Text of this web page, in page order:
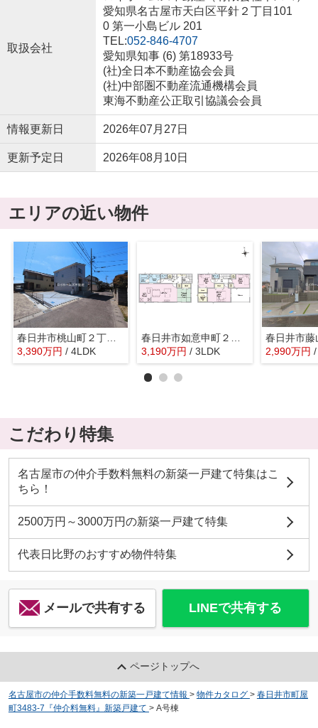
取扱会社
愛知県名古屋市天白区平針２丁目101
0 第一小島ビル 201
TEL:052-846-4707
愛知県知事 (6) 第18933号
(社)全日本不動産協会会員
(社)中部圏不動産流通機構会員
東海不動産公正取引協議会会員
情報更新日 2026年07月27日
更新予定日 2026年08月10日
エリアの近い物件
春日井市桃山町２丁目180-4『仲介料無料』新築戸建て
3,390万円 / 4LDK
春日井市如意申町２丁目1-4『仲介料無料』新築戸建て
3,190万円 / 3LDK 2,990万円
こだわり特集
名古屋市の仲介手数料無料の新築一戸建て特集はこ
ちら！
2500万円～3000万円の新築一戸建て特集
代表日比野のおすすめ物件特集
メールで共有する LINEで共有する
ページトップへ
名古屋市の仲介手数料無料の新築一戸建て情報 > 物件カタログ > 春日井市町屋
町3483-7『仲介料無料』新築戸建て > A号棟